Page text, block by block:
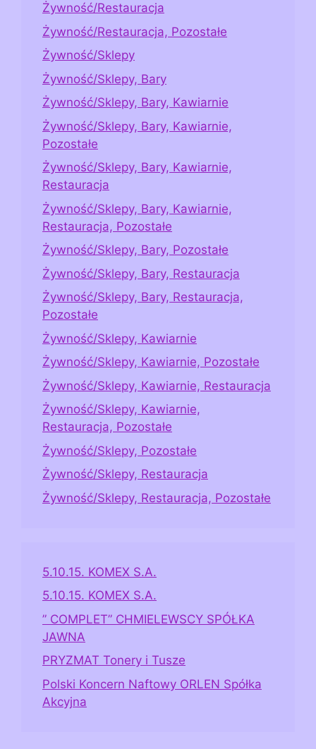
Żywność/Restauracja
Żywność/Restauracja, Pozostałe
Żywność/Sklepy
Żywność/Sklepy, Bary
Żywność/Sklepy, Bary, Kawiarnie
Żywność/Sklepy, Bary, Kawiarnie,
Pozostałe
Żywność/Sklepy, Bary, Kawiarnie,
Restauracja
Żywność/Sklepy, Bary, Kawiarnie,
Restauracja, Pozostałe
Żywność/Sklepy, Bary, Pozostałe
Żywność/Sklepy, Bary, Restauracja
Żywność/Sklepy, Bary, Restauracja,
Pozostałe
Żywność/Sklepy, Kawiarnie
Żywność/Sklepy, Kawiarnie, Pozostałe
Żywność/Sklepy, Kawiarnie, Restauracja
Żywność/Sklepy, Kawiarnie,
Restauracja, Pozostałe
Żywność/Sklepy, Pozostałe
Żywność/Sklepy, Restauracja
Żywność/Sklepy, Restauracja, Pozostałe
5.10.15. KOMEX S.A.
5.10.15. KOMEX S.A.
” COMPLET” CHMIELEWSCY SPÓŁKA
JAWNA
PRYZMAT Tonery i Tusze
Polski Koncern Naftowy ORLEN Spółka
Akcyjna